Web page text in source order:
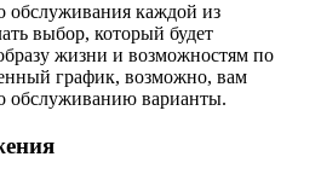
обслуживания каждой из
выбор, который будет
жизни и возможностям по
график, возможно, вам
обслуживанию варианты.